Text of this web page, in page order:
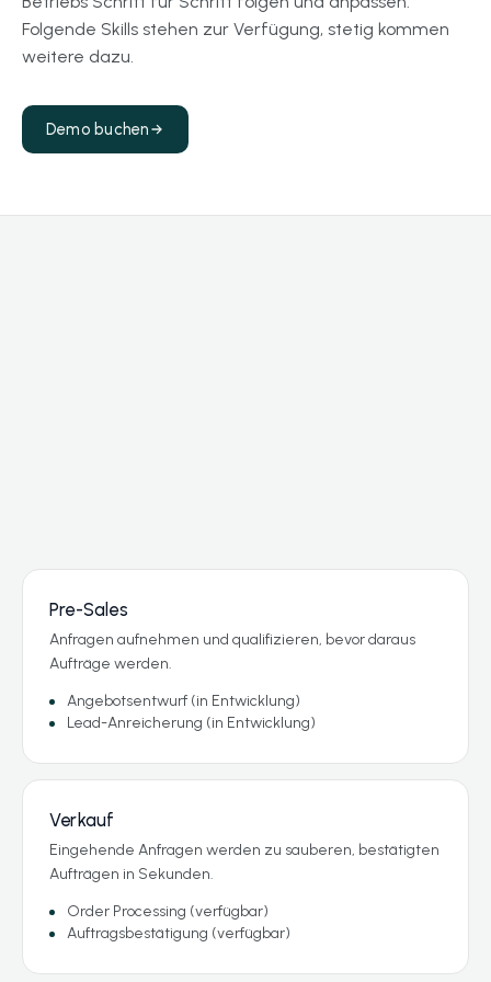
Folgende Skills stehen zur Verfügung, stetig kommen
weitere dazu.
Demo buchen
Pre-Sales
Anfragen aufnehmen und qualifizieren, bevor daraus
Aufträge werden.
Angebotsentwurf (in Entwicklung)
Lead-Anreicherung (in Entwicklung)
Verkauf
Eingehende Anfragen werden zu sauberen, bestätigten
Aufträgen in Sekunden.
Order Processing (verfügbar)
Auftragsbestätigung (verfügbar)